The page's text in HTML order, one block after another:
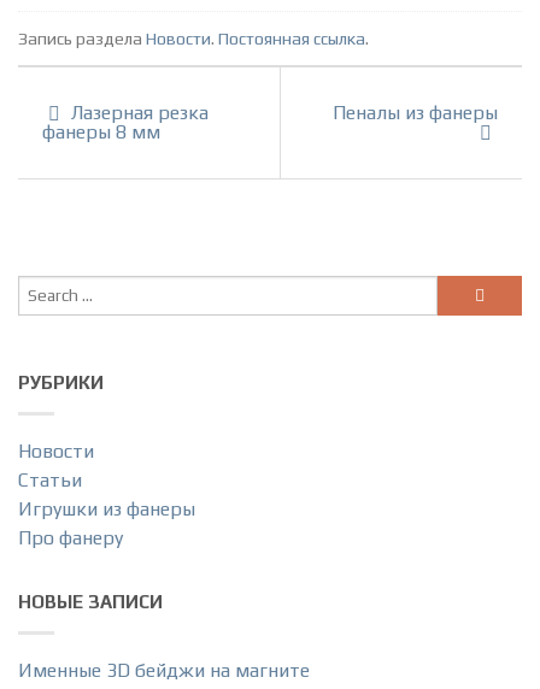
Запись раздела Новости. Постоянная ссылка.
Лазерная резка
фанеры 8 мм
Пеналы из фанеры
РУБРИКИ
Новости
Статьи
Игрушки из фанеры
Про фанеру
НОВЫЕ ЗАПИСИ
Именные 3D бейджи на магните